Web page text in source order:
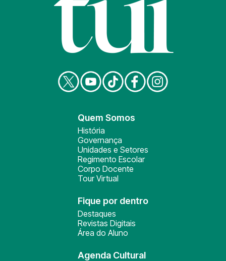
Quem Somos
História
Governança
Unidades e Setores
Regimento Escolar
Corpo Docente
Tour Virtual
Fique por dentro
Destaques
Revistas Digitais
Área do Aluno
Agenda Cultural